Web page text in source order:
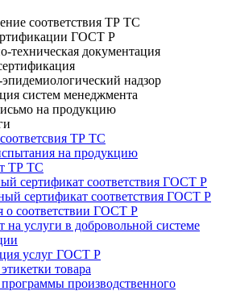
соответствия ТР ТС
ГОСТ Р
техническая документация
надзор
систем менеджмента
на продукцию
ТР ТС
на продукцию
ТР ТС
сертификат соответствия ГОСТ Р
сертификат соответствия ГОСТ Р
о соответствии ГОСТ Р
на услуги в добровольной системе
услуг ГОСТ Р
товара
программы производственного